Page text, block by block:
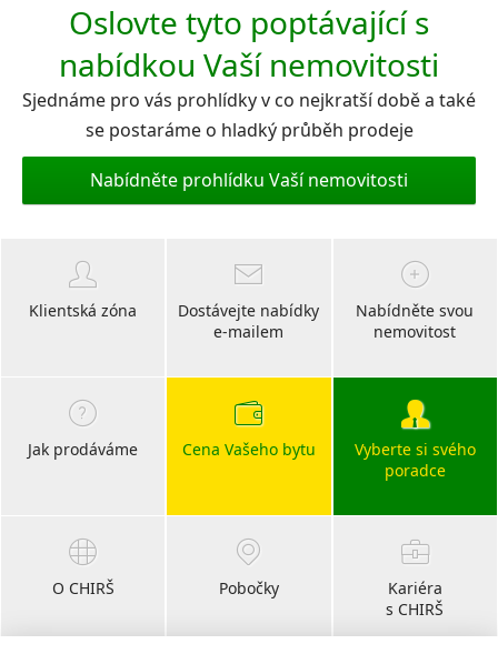
Oslovte tyto poptávající s
nabídkou Vaší nemovitosti
Sjednáme pro vás prohlídky v co nejkratší době a také
se postaráme o hladký průběh prodeje
Nabídněte prohlídku Vaší nemovitosti
Klientská zóna
Dostávejte nabídky
e-mailem
Nabídněte svou
nemovitost
Jak prodáváme Cena Vašeho bytu
Vyberte si svého
poradce
O CHIRŠ Pobočky
Kariéra
s CHIRŠ